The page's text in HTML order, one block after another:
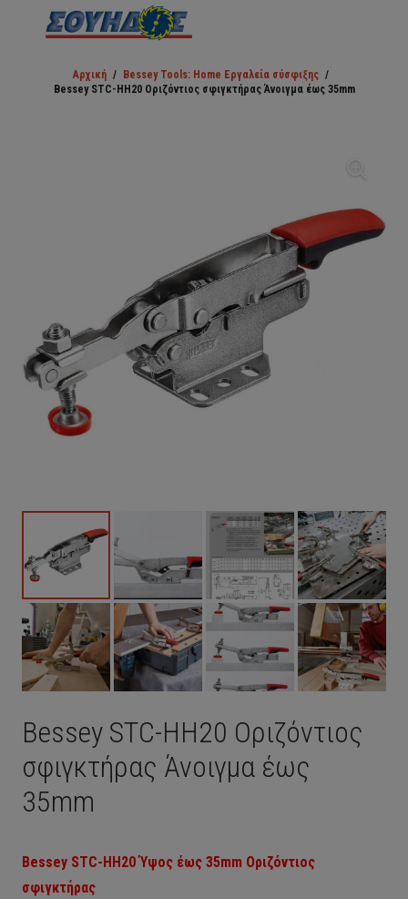
Αρχική / Bessey Tools: Home Εργαλεία σύσφιξης /
Bessey STC-HH20 Οριζόντιος σφιγκτήρας Άνοιγμα έως 35mm
Bessey STC-HH20 Οριζόντιος
σφιγκτήρας Άνοιγμα έως
35mm
Bessey STC-HH20 Ύψος έως 35mm Οριζόντιος
σφιγκτήρας